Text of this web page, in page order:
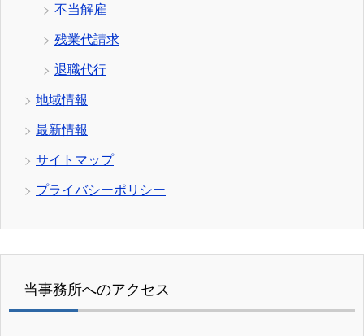
不当解雇
残業代請求
退職代行
地域情報
最新情報
サイトマップ
プライバシーポリシー
当事務所へのアクセス